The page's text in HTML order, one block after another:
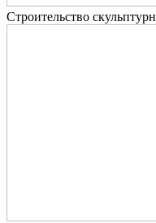
Строительство